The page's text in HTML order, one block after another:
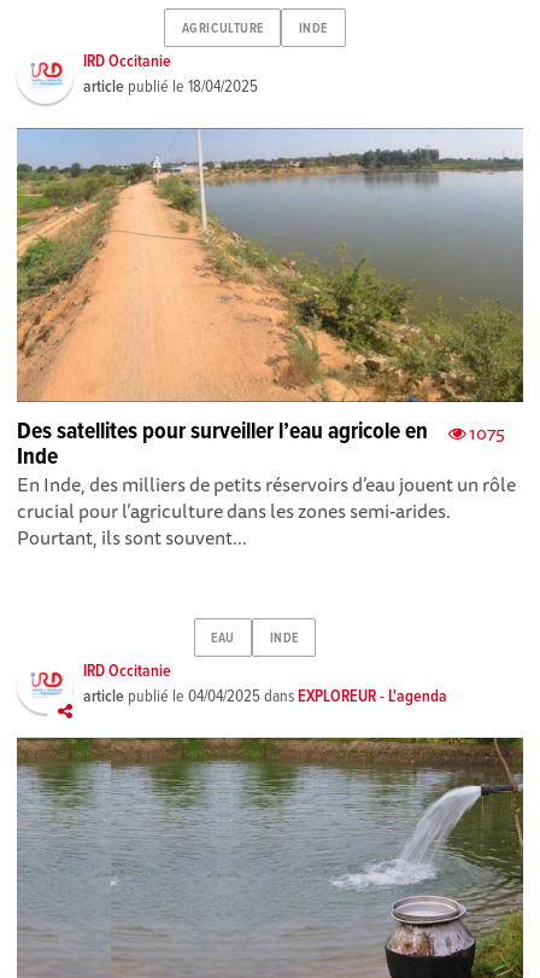
AGRICULTURE INDE
IRD Occitanie
article publié le18/04/2025
1075
Des satellites pour surveiller l’eau agricole en
Inde
En Inde, des milliers de petits réservoirs d’eau jouent un rôle
crucial pour l’agriculture dans les zones semi-arides.
Pourtant, ils sont souvent...
EAU INDE
IRD Occitanie
article publié le04/04/2025dansEXPLOREUR - L'agenda